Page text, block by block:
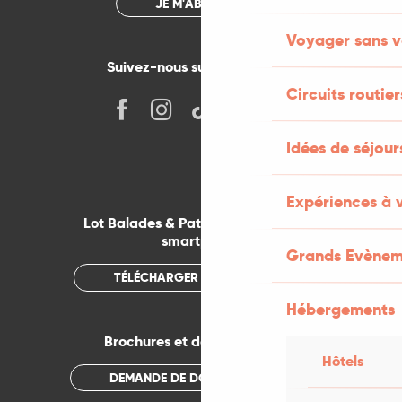
Voyager sans
Circuits
Idées de
Expériences à
Grands
Hébergements
Hôtels
JE M'ABONNE
Suivez-nous sur les réseaux !
Lot Balades & Patrimoines sur votre
smartphone
TÉLÉCHARGER L'APPLICATION
Brochures et documentations
DEMANDE DE DOCUMENTATION